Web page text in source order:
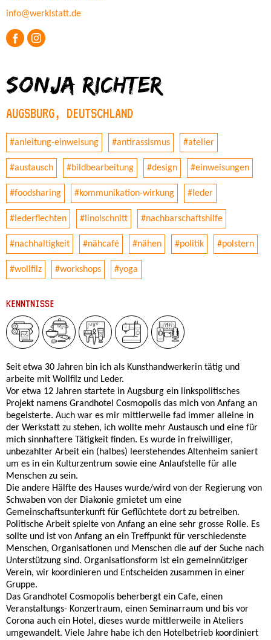
info@werklstatt.de
Sonja Richter
AUGSBURG, DEUTSCHLAND
#anleitung-einweisung #antirassismus #atelier
#austausch #bildbearbeitung #design #einweisungen
#foodsharing #kommunikation-wirkung #leder
#lederflechten #linolschnitt #nachbarschaftshilfe
#nachhaltigkeit #nähcafé #nähen #politik #polstern
#wollfilz #workshops #yoga
KENNTNISSE
Seit etwa 30 Jahren bin ich als Kunsthandwerkerin tätig und
arbeite mit Wollfilz und Leder.
Vor etwa 12 Jahren startete in Augsburg ein linkspolitisches
Projekt namens Grandhotel Cosmopolis das mich von Anfang an
begeisterte. Auch war es mir mittlerweile fad immer alleine in
der Werkstatt zu stehen, ich wollte mehr Austausch und eine für
mich sinnhaftere Tätigkeit finden. Es wurde in freiwilliger,
unbezahlter Arbeit ein (halbes) leerstehendes Altenheim saniert
um es in ein Kulturzentrum sowie eine Anlaufstelle für alle
Menschen zu sein.
Die andere Hälfte des Hauses wurde/wird von der Regierung von
Schwaben von der Diakonie gmietet um eine
Gemeinschaftsunterkunft für Geflüchtete dort zu betreiben.
Politische Arbeit spielte von Anfang an eine sehr grosse Rolle. Es
sollte und ist von Anfang an ein Treffpunkt für verschiedenste
Menschen, Organisationen und Menschen die auf der Suche nach
Unterstützung sind. Organisationsform ist ein gemeinnütziger
Verein, wir koordinieren und Entscheiden zusammen in einer
Gruppe.
Das Grandhotel Cosmopolis beherbergt ein Cafe, einen
Veranstaltungs- Konzertraum, einen Seminarraum und bis vor
Corona auch ein Hotel, dieses wurde mittlerweile in Ateliers
umgewandelt. Viele Jahre habe ich den Hotelbetrieb koordiniert